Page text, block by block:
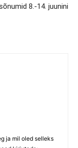
8.-14. juunini
ja mil oled selleks